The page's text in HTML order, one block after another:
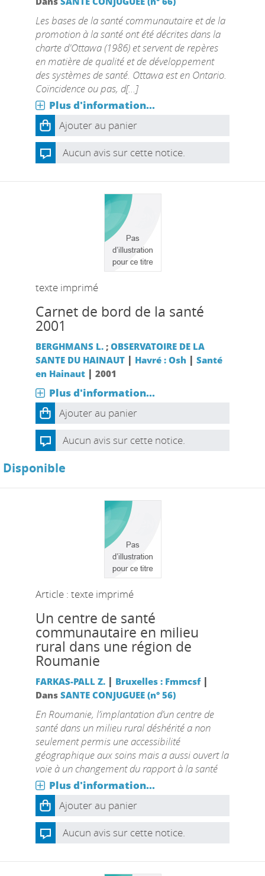
Les bases de la santé communautaire et de la
promotion à la santé ont été décrites dans la
charte d'Ottawa (1986) et servent de repères
en matière de qualité et de développement
des systèmes de santé. Ottawa est en Ontario.
Coïncidence ou pas, d[...]
Plus d'information...
Ajouter au panier
Aucun avis sur cette notice.
texte imprimé
Carnet de bord de la santé
2001
BERGHMANS L.; OBSERVATOIRE DE LA
SANTE DU HAINAUT | Havré : Osh | Santé
en Hainaut| 2001
Plus d'information...
Ajouter au panier
Aucun avis sur cette notice.
Disponible
Article : texte imprimé
Un centre de santé
communautaire en milieu
rural dans une région de
Roumanie
FARKAS-PALL Z. | Bruxelles : Fmmcsf|
Dans SANTE CONJUGUEE (n° 56)
En Roumanie, l’implantation d’un centre de
santé dans un milieu rural déshérité a non
seulement permis une accessibilité
géographique aux soins mais a aussi ouvert la
voie à un changement du rapport à la santé
Plus d'information...
Ajouter au panier
Aucun avis sur cette notice.